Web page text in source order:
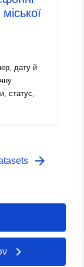
дату й
статус,
arrow_forward